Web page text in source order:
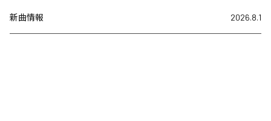
新曲情報 2026.8.1